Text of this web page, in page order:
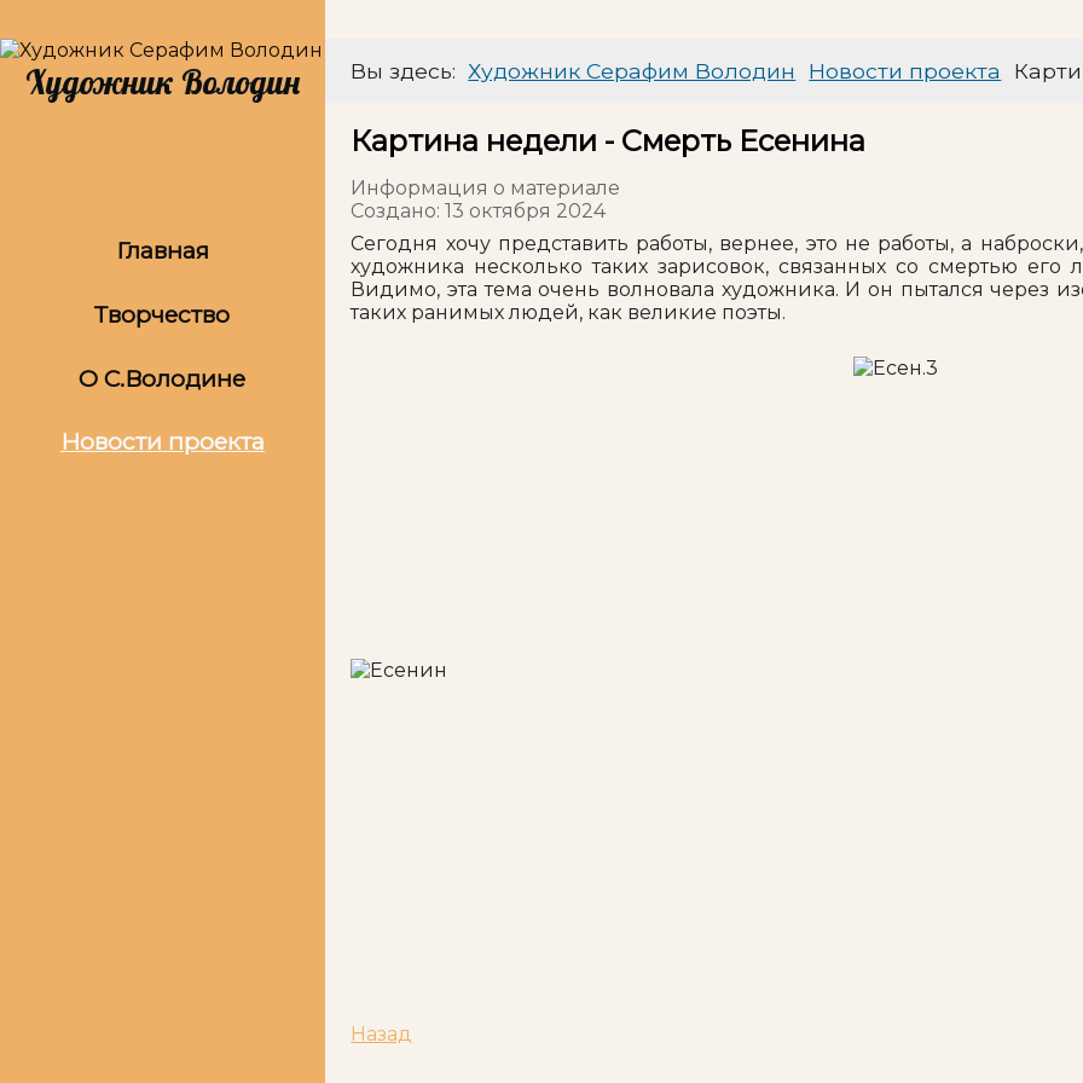
Художник Володин
Главная
Творчество
О С.Володине
Новости проекта
Вы здесь: Художник Серафим Володин Новости проекта
Картина недели - Смерть Есенина
Информация о материале
Создано: 13 октября 2024
Сегодня хочу представить работы, вернее, это не работы, а
художника несколько таких зарисовок, связанных со смертью
Видимо, эта тема очень волновала художника. И он пытался через
таких ранимых людей, как великие поэты.
Назад